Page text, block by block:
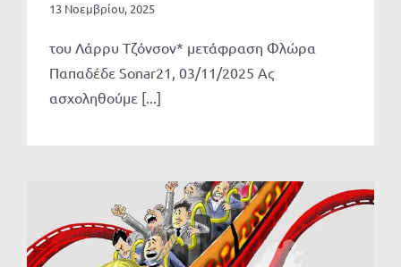
13 Νοεμβρίου, 2025
του Λάρρυ Τζόνσον* μετάφραση Φλώρα
Παπαδέδε Sonar21, 03/11/2025 Ας
ασχοληθούμε [...]